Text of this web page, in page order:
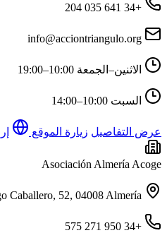
+34 641 035 204
info@acciontriangulo.org
الاثنين–الجمعة 10:00–19:00
السبت 10:00–14:00
عرض التفاصيل زيارة الموقع
Asociación Almería Acoge
Caballero, 52, 04008 Almería
+34 950 271 575